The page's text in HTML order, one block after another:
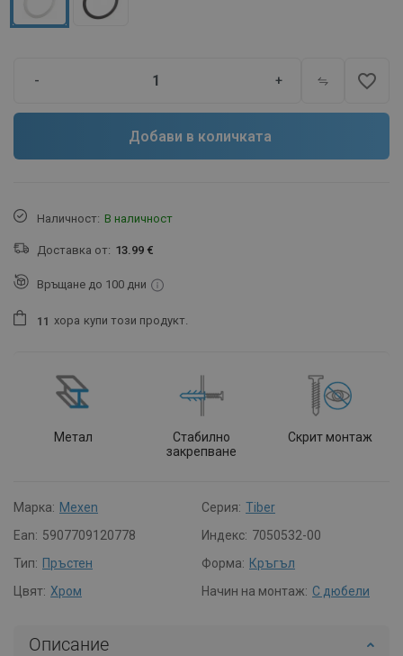
- + favorite_border
Добави в количката
Наличност: В наличност
Доставка от: 13.99 €
Връщане до 100 дни
1 1 хора купи този продукт.
Метал
Стабилно
закрепване
Скрит монтаж
Марка: Mexen Серия: Tiber
Ean: 5907709120778 Индекс: 7050532-00
Тип: Пръстен Форма: Кръгъл
Цвят: Хром Начин на монтаж: С дюбели
Описание